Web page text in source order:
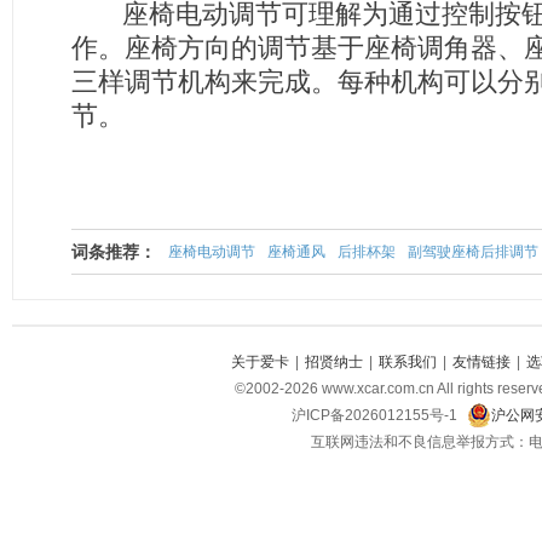
座椅电动调节可理解为通过控制按
作。座椅方向的调节基于座椅调角器、
三样调节机构来完成。每种机构可以分
节。
词条推荐： 座椅电动调节 座椅通风 后排杯架 副驾驶座椅后排调节
关于爱卡 招贤纳士 联系我们 友情链接
©2002-2026 www.xcar.com.cn All rights
沪ICP备2026012155号-1
沪公网
互联网违法和不良信息举报方式：